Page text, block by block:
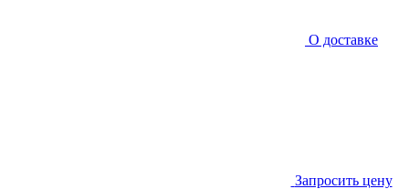
О доставке
Запросить цену